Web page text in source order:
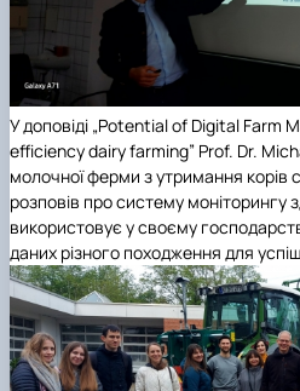
У доповіді „Potential of Digital Farm
efficiency dairy farming” Prof. Dr.
молочної ферми з утримання корів
розповів про систему моніторингу
використовує у своєму
даних різного походження для